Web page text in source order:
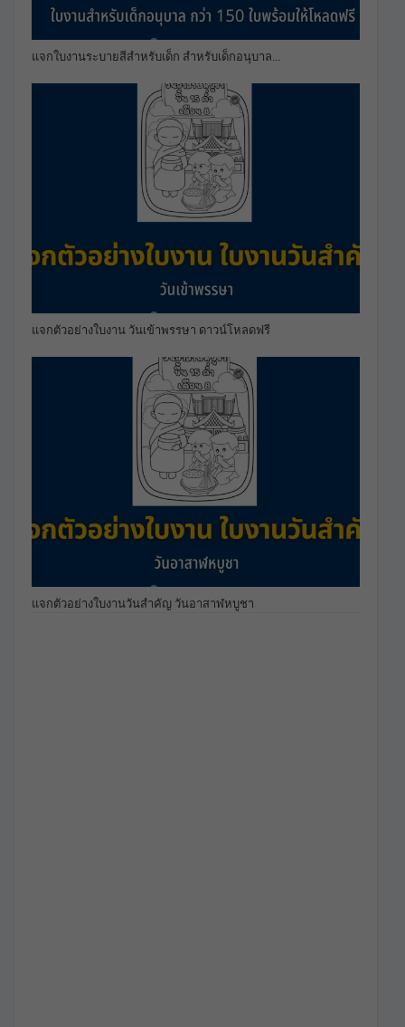
แจกใบงานระบายสีสำหรับเด็ก สำหรับเด็กอนุบาล…
แจกตัวอย่างใบงาน วันเข้าพรรษา ดาวน์โหลดฟรี
แจกตัวอย่างใบงานวันสำคัญ วันอาสาฬหบูชา